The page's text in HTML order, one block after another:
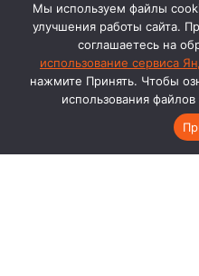
Каталог
О компании
Отзывы и работы
Контакты
Политика
Мы используем файлы
улучшения работы сайта.
соглашаетесь на
использование сервиса
нажмите Принять. Чтобы
использования файлов